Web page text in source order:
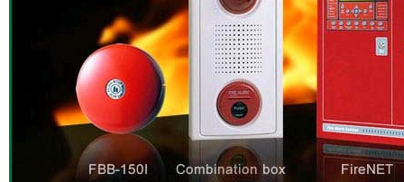
Kim thu sét là gì? Cấu tạo, nguyên lý hoạt động
Đầu phun chữa cháy là gì và nguyên lý hoạt động
Đầu phun chữa cháy là gì ? Tìm hiểu chi tiết từ A-